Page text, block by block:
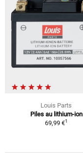
Louis Parts
Piles au lithium-ion
69,99 €1